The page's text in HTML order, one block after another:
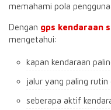
memahami pola
Dengan gps kendaraan
mengetahui:
kapan kendaraan
jalur yang paling rutin
seberapa aktif